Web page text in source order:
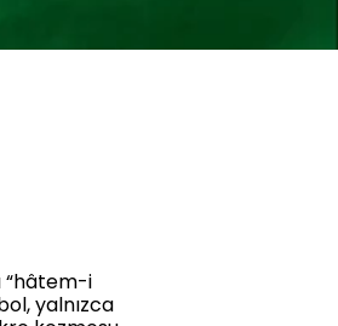
“hâtem-i
yalnızca